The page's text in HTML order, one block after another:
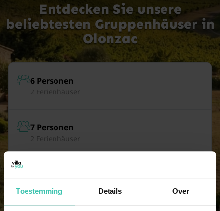
Toestemming Details Over
Entdecken Sie unsere
beliebtesten Gruppenhäuser in
Olonzac
6 Personen
2 Ferienhäuser
7 Personen
2 Ferienhäuser